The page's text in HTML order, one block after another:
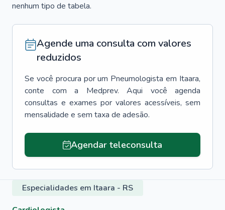
nenhum tipo de tabela.
Agende uma consulta com valores
reduzidos
Se você procura por um Pneumologista em Itaara,
conte com a Medprev. Aqui você agenda
consultas e exames por valores acessíveis, sem
mensalidade e sem taxa de adesão.
Agendar teleconsulta
Especialidades em Itaara - RS